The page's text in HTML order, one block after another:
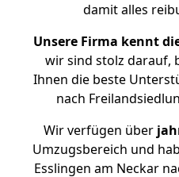
damit alles
Unsere Firma kennt
wir sind stolz darauf,
Ihnen die beste
nach
Wir verfügen über
Umzugsbereich und
Esslingen am Neckar